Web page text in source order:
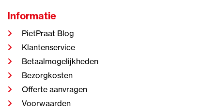
Informatie
PietPraat Blog
Klantenservice
Betaalmogelijkheden
Bezorgkosten
Offerte aanvragen
Voorwaarden